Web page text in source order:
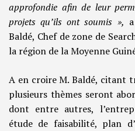
approfondie afin de leur
projets qu’ils ont soumis »,
Baldé, Chef de zone de
la région de la Moyenne
A en croire M. Baldé, citant
plusieurs thèmes seront
dont entre autres,
étude de faisabilité, plan